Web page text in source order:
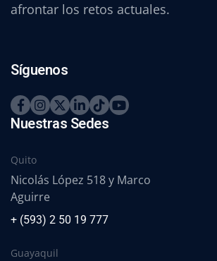
afrontar los retos actuales.
Síguenos
Nuestras Sedes
Quito
Nicolás López 518 y Marco
Aguirre
+ (593) 2 50 19 777
Guayaquil